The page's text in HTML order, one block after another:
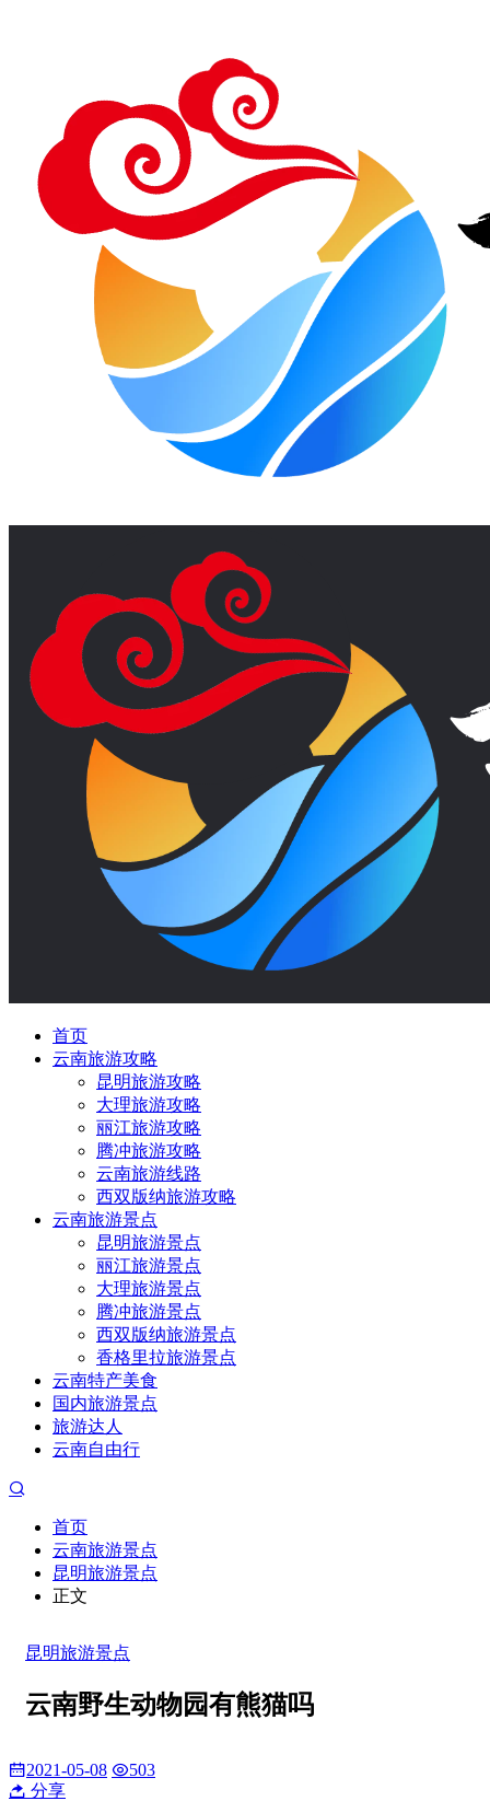
首页
云南旅游攻略
昆明旅游攻略
大理旅游攻略
丽江旅游攻略
腾冲旅游攻略
云南旅游线路
西双版纳旅游攻略
云南旅游景点
昆明旅游景点
丽江旅游景点
大理旅游景点
腾冲旅游景点
西双版纳旅游景点
香格里拉旅游景点
云南特产美食
国内旅游景点
旅游达人
云南自由行
首页
云南旅游景点
昆明旅游景点
正文
昆明旅游景点
云南野生动物园有熊猫吗
2021-05-08
503
分享